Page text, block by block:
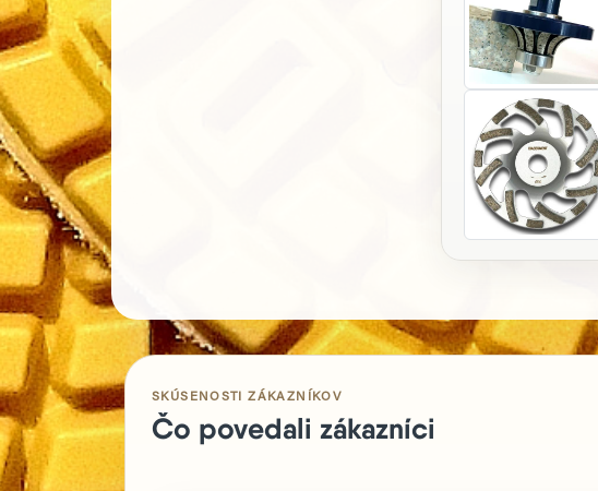
SKÚSENOSTI ZÁKAZNÍKOV
Čo povedali zákazníci